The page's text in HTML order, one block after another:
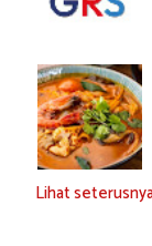
Lihat